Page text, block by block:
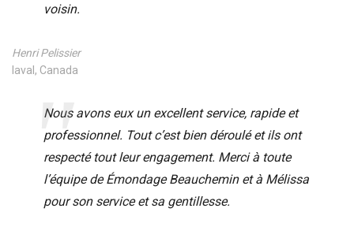
voisin.
Henri Pelissier
laval, Canada
Nous avons eux un excellent service, rapide et
professionnel. Tout c’est bien déroulé et ils ont
respecté tout leur engagement. Merci à toute
l’équipe de Émondage Beauchemin et à Mélissa
pour son service et sa gentillesse.